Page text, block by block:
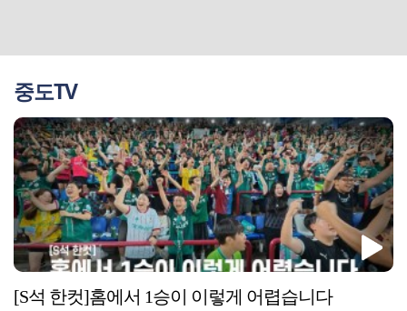
중도TV
[S석 한컷]홈에서 1승이 이렇게 어렵습니다